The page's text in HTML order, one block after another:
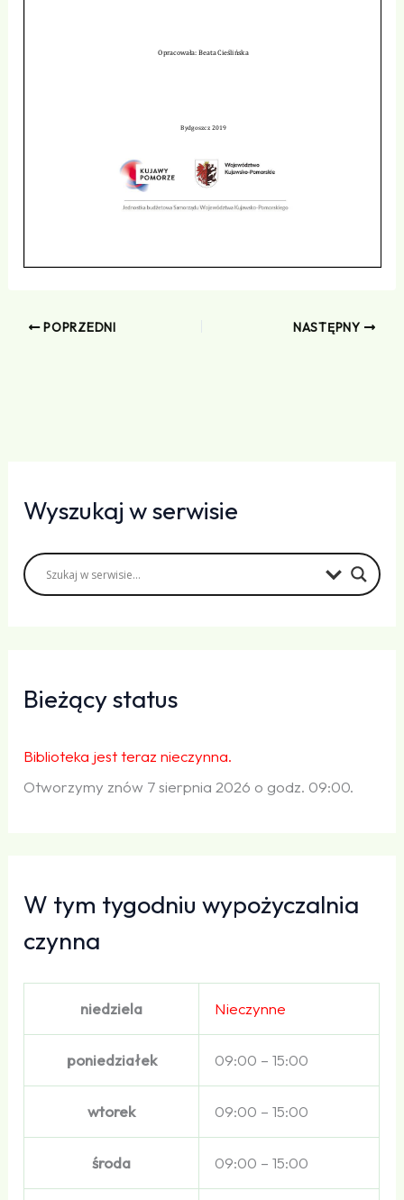
POPRZEDNI NASTĘPNY
Wyszukaj w serwisie
Bieżący status
Biblioteka jest teraz nieczynna.
Otworzymy znów 7 sierpnia 2026 o godz. 09:00.
W tym tygodniu wypożyczalnia
czynna
niedziela Nieczynne
poniedziałek 09:00 – 15:00
wtorek 09:00 – 15:00
środa 09:00 – 15:00